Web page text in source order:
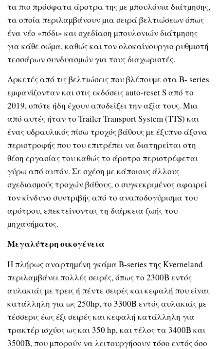
τα πιο πρόσφατα άροτρα της µε µπουλόνια διάτµησης,
τα οποία περιλαµβάνουν µια σειρά βελτιώσεων όπως
ένα νέο «πόδι» και σχεδίαση µπουλονιών διάτµησης
για κάθε σώµα, καθώς και τον ολοκαίνουργιο ρυθµιστή
τεσσάρων συνδυασµών για τους διαχωριστές.
Αρκετές από τις βελτιώσεις που βλέπουµε στα B- series
εµφανίζονταν και στις εκδόσεις auto-reset S από το
2019, οπότε ήδη έχουν αποδείξει την αξία τους. Μια
από αυτές ήταν το Trailer Transport System (TTS) και
ένας υδραυλικός πίσω τροχός βάθους µε έξυπνο άξονα
περιστροφής που του επιτρέπει να διατηρείται στη
θέση εργασίας του καθώς το άροτρο περιστρέφεται
γύρω από αυτόν. Σε σχέση µε κάποιους άλλους
σχεδιασµούς τροχών βάθους, ο συγκεκριµένος αφαιρεί
τον κίνδυνο συντριβής από το αναποδογύρισµα του
αρότρου, επεκτείνοντας τη διάρκεια ζωής του
µηχανήµατος.
Μεγαλύτερη οικογένεια
Η πλήρως αναρτηµένη γκάµα B-series της Kverneland
περιλαµβάνει πολλές σειρές, όπως το 2300B εντός
αυλακιάς µε τρεις ή πέντε σειρές και κεφαλή που είναι
κατάλληλη για ως 250hp, το 3300Β εντός αυλακιάς µε
τέσσερις έως έξι σειρές και κεφαλή κατάλληλη για
τρακτέρ ισχύος ως και 350 hp, και τέλος τα 3400B και
3500B, που µπορούν να λειτουργήσουν τόσο εντός όσο